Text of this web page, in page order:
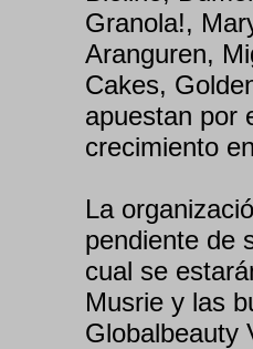
Granola!,
Aranguren,
Cakes,
apuestan por
crecimiento
La
pendiente de
cual se
Musrie y las
Globalbeauty